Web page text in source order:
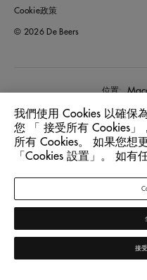
Cookie政策
© 2026 De Beers
位置:
語言:
我們使用 Cookies 以確保
您 「 接受所有 Cookies」
所有 Cookies。 如果您想
「Cookies 設置」。 如有
接